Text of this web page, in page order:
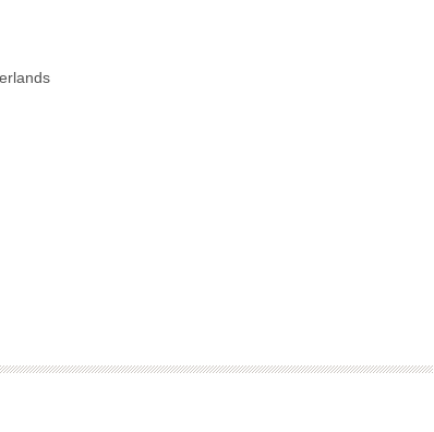
filter toepassen
filter toepassen
toepassen
toepassen